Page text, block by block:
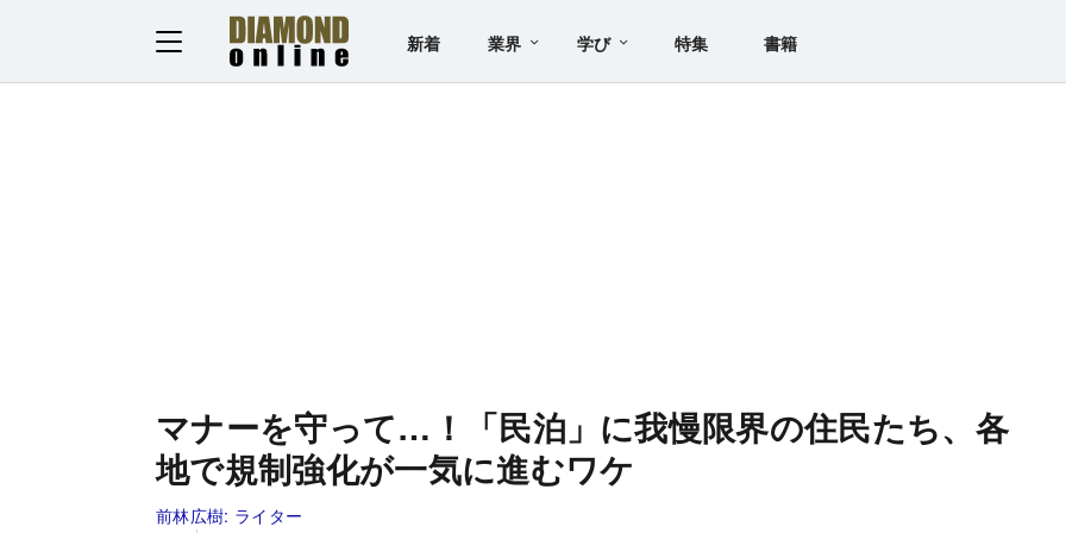
新着 業界 学び 特集 書籍
マナーを守って…！「民泊」に我慢限界の住民たち、各
地で規制強化が一気に進むワケ
前林広樹: ライター